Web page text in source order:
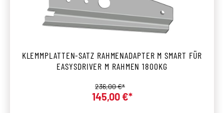
KLEMMPLATTEN-SATZ RAHMENADAPTER M SMART FÜR
EASYSDRIVER M RAHMEN 1800KG
Verkaufspreis:
145,00 €*
Regulärer Preis:
236,00 €*